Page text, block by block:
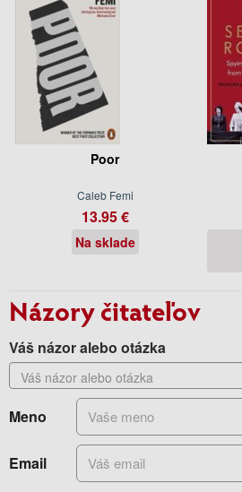
Poor
Caleb Femi
13.95 €
Na sklade
Názory čitateľov
Váš názor alebo otázka
Meno
Email